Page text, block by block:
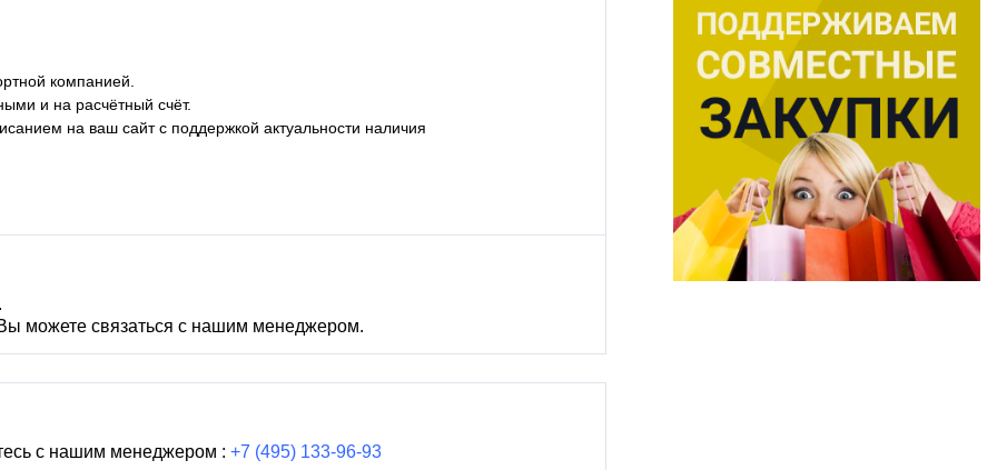
компанией.
и на расчётный счёт.
на ваш сайт с поддержкой актуальности наличия
можете связаться с нашим менеджером.
с нашим менеджером : +7 (495) 133-96-93